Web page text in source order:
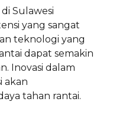
Sulawesi
yang sangat
teknologi yang
dapat semakin
Inovasi dalam
akan
tahan rantai.